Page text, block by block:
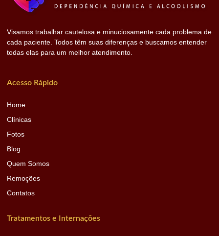
Visamos trabalhar cautelosa e minuciosamente cada problema de
cada paciente. Todos têm suas diferenças e buscamos entender
todas elas para um melhor atendimento.
Acesso Rápido
Home
Clínicas
Fotos
Blog
Quem Somos
Remoções
Contatos
Tratamentos e Internações